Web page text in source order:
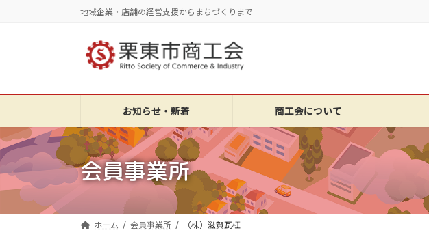
へ
ッ
プ
ョ
移
動
地域企業・店舗の経営支援からまちづくりまで
お知らせ・新着 商工会について
会員事業所
ホーム 会員事業所 （株）滋賀瓦柾